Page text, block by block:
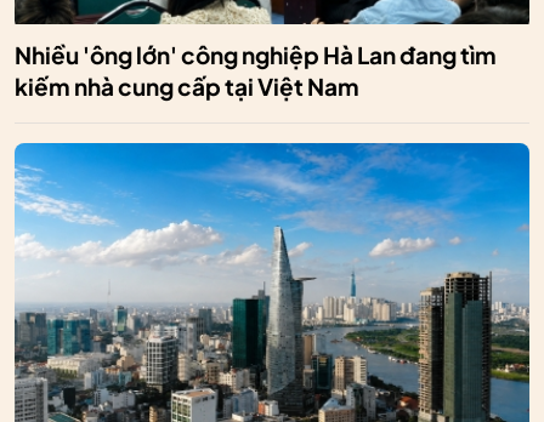
Nhiều 'ông lớn' công nghiệp Hà Lan đang tìm
kiếm nhà cung cấp tại Việt Nam